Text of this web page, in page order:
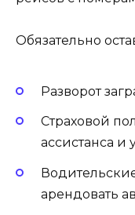
Обязательно
Разворот
Страховой
ассистанса и
арендовать